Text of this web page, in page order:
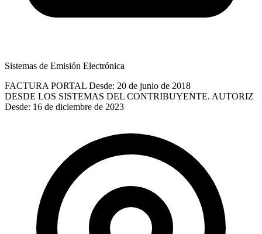
Sistemas de Emisión Electrónica
FACTURA PORTAL Desde: 20 de junio de 2018
DESDE LOS SISTEMAS DEL CONTRIBUYENTE. AUTORIZ
Desde: 16 de diciembre de 2023